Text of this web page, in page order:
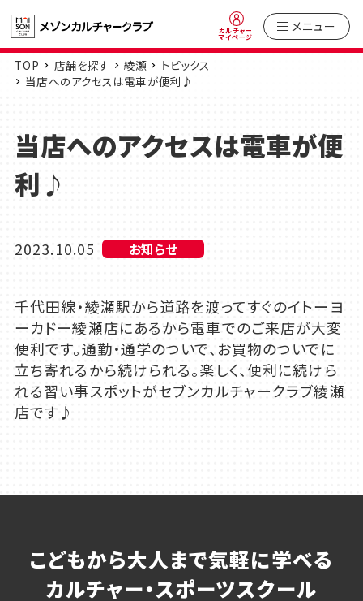
カルチャー
マイページ
メニュー
TOP 店舗を探す 綾瀬
トピックス
当店へのアクセスは電車が便利♪
当店へのアクセスは電車が便
利♪
2023.10.05 お知らせ
千代田線・綾瀬駅から道路を渡ってすぐのイトーヨ
ーカドー綾瀬店にあるから電車でのご来店が大変
便利です。通勤・通学のついで、お買物のついでに
立ち寄れるから続けられる。楽しく、便利に続けら
れる習い事スポットがセブンカルチャークラブ綾瀬
店です♪
こどもから大人まで気軽に学べる
カルチャー・スポーツスクール